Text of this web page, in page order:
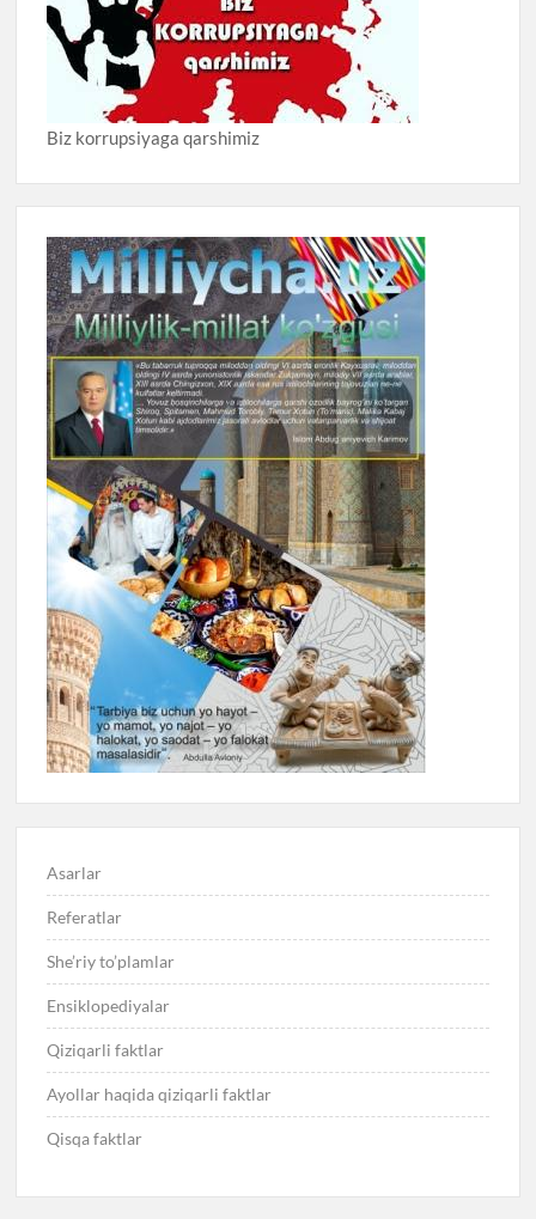
Biz korrupsiyaga qarshimiz
Asarlar
Referatlar
She’riy to’plamlar
Ensiklopediyalar
Qiziqarli faktlar
Ayollar haqida qiziqarli faktlar
Qisqa faktlar